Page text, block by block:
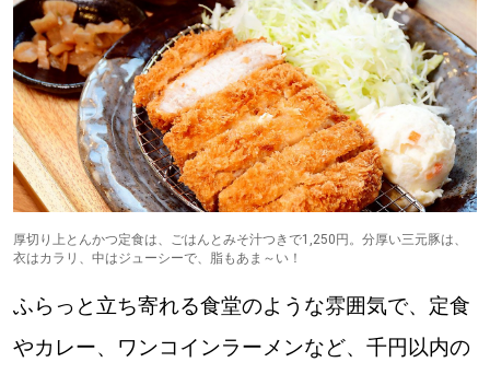
厚切り上とんかつ定食は、ごはんとみそ汁つきで1,250円。分厚い三元豚は、
衣はカラリ、中はジューシーで、脂もあま～い！
ふらっと立ち寄れる食堂のような雰囲気で、定食
やカレー、ワンコインラーメンなど、千円以内の